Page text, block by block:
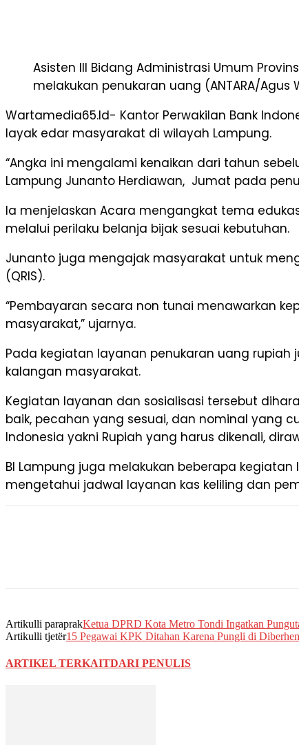
Asisten III Bidang Administrasi Umum
melakukan penukaran uang (ANTARA/Agus
Wartamedia65.Id- Kantor Perwakilan Bank
layak edar masyarakat di wilayah Lampung.
“Angka ini mengalami kenaikan dari tahun
Lampung Junanto Herdiawan, Jumat pada
Ia menjelaskan Acara mengangkat tema
melalui perilaku belanja bijak sesuai kebutuhan.
Junanto juga mengajak masyarakat untuk
(QRIS).
“Pembayaran secara non tunai menawarkan
masyarakat,” ujarnya.
Pada kegiatan layanan penukaran uang rupiah
kalangan masyarakat.
Kegiatan layanan dan sosialisasi tersebut
baik, pecahan yang sesuai, dan nominal yang
Indonesia yakni Rupiah yang harus dikenali,
BI Lampung juga melakukan beberapa
mengetahui jadwal layanan kas keliling dan
Artikulli paraprakKetua DPRD Kota Metro Tondi Ingatkan
Artikulli tjetër15 Pegawai KPK Ditahan Karena Pungli di
ARTIKEL TERKAITDARI PENULIS